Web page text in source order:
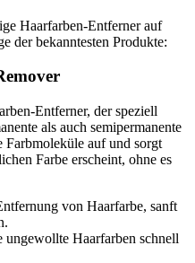
Haarfarben-Entferner auf
der bekanntesten Produkte:
Entferner, der speziell
als auch semipermanente
Farbmoleküle auf und sorgt
Farbe erscheint, ohne es
von Haarfarbe, sanft
ungewollte Haarfarben schnell